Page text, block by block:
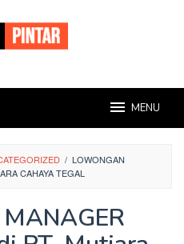
MENU
/ LOWONGAN
CAHAYA TEGAL